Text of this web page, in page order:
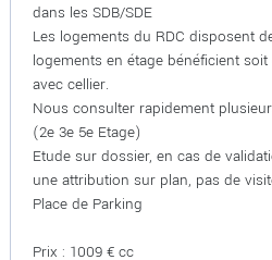
dans les SDB/SDE
Les logements du RDC disposent
logements en étage bénéficient
avec cellier.
Nous consulter rapidement
(2e 3e 5e Etage)
Etude sur dossier, en cas de
une attribution sur plan, pas de
Place de Parking
Prix : 1009 € cc